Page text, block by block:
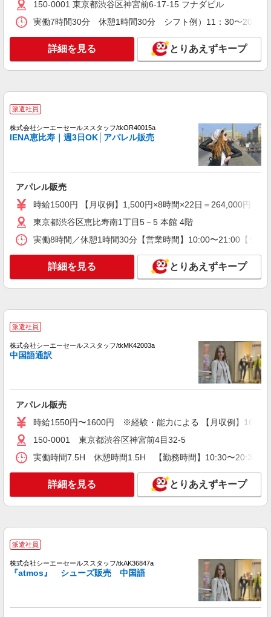
キープ 詳細を見る
株式会社リーガル販売 東日本本部 西武百貨店渋谷店 紳士靴売場
リーガル等の店舗販売STAFF
時給1,300円〜＋交通費全額支給 ※試用期間中
×7.25時間×22日= 20万7350円
キープ 詳細を見る
［アルバイト］時給1,400円〜 ※試用期間は1
ヵ月間：同時給 ※経験・能力により優遇します。
ラザ原宿 ハラカド
キープ 詳細を見る
VIVAIA 東急プラザ原宿「ハラカド」店
ィブ（個人売上の1％） ※3〜6ヶ月の試用期間が
あります。その間の給与や待遇に変動はありませ
ん。 ※試用期間中は「契約社員」採用です。試用
期間終了後に正社員登用となります。
東京都渋谷区神宮前六丁目31番21号 東急プ
キープ
派遣社員
株式会社iDA（16081272）
アパレル販売（レディース）
時給1700円〜1700円 ご経験・スキルにより考
慮致します
東京都渋谷区 【4298シズカコムロ 本店】代官
山駅から徒歩1分
派遣社員
株式会社iDA（16084094）
アパレル販売（レディース・メンズ）
時給1500円〜1550円 ご経験・スキルにより優
150-0001 東京都渋谷区神宮前6-17-15 フナダビル
実働7時間30分 休憩1時間30分 シフト例）11：30〜20：
詳細を見る とりあえずキープ
派遣社員
株式会社シーエーセールススタッフ/tkOR40015a
IENA恵比寿｜週3日OK│アパレル販売
アパレル販売
時給1500円 【月収例】1,500円×8時間×22日＝264,000円＋
東京都渋谷区恵比寿南1丁目5－5 本館 4階
実働8時間／休憩1時間30分【営業時間】10:00〜21:00【シ
詳細を見る とりあえずキープ
派遣社員
株式会社シーエーセールススタッフ/tkMK42003a
中国語通訳
アパレル販売
時給1550円〜1600円 ※経験・能力による 【月収例】1600
150-0001 東京都渋谷区神宮前4目32-5
実働時間7.5H 休憩時間1.5H 【勤務時間】10:30〜20:30【
詳細を見る とりあえずキープ
派遣社員
株式会社シーエーセールススタッフ/tkAK36847a
『atmos』 シューズ販売 中国語